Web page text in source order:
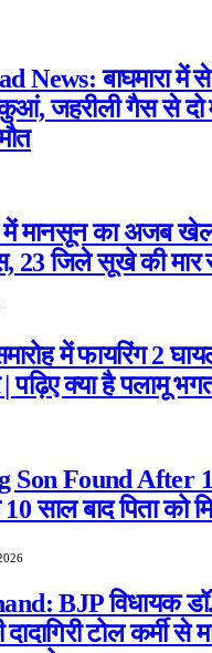
News: बाघमारा में
जहरीली गैस से दो
मानसून का अजब खेल:
23 जिले सूखे की मार
में फायरिंग 2
| पढ़िए क्या है पलामू
Son Found After
साल बाद पिता को
BJP विधायक
टोल कर्मी से